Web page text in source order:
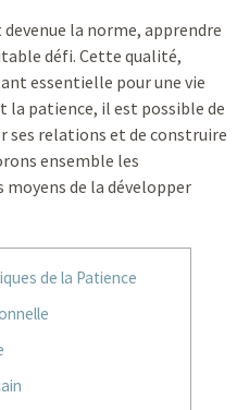
la norme, apprendre
défi. Cette qualité,
essentielle pour une vie
la patience, il est possible de
ses relations et de construire
ensemble les
moyens de la développer
de la Patience